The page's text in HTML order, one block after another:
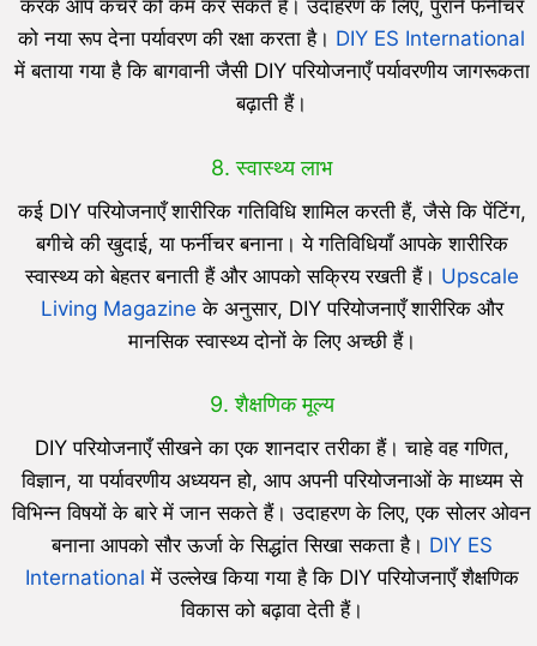
करके आप कचरे को कम कर सकते हैं। उदाहरण के लिए, पुराने फर्नीचर
को नया रूप देना पर्यावरण की रक्षा करता है। DIY ES International
में बताया गया है कि बागवानी जैसी DIY परियोजनाएँ पर्यावरणीय जागरूकता
बढ़ाती हैं।
8. स्वास्थ्य लाभ
कई DIY परियोजनाएँ शारीरिक गतिविधि शामिल करती हैं, जैसे कि पेंटिंग,
बगीचे की खुदाई, या फर्नीचर बनाना। ये गतिविधियाँ आपके शारीरिक
स्वास्थ्य को बेहतर बनाती हैं और आपको सक्रिय रखती हैं। Upscale
Living Magazine के अनुसार, DIY परियोजनाएँ शारीरिक और
मानसिक स्वास्थ्य दोनों के लिए अच्छी हैं।
9. शैक्षणिक मूल्य
DIY परियोजनाएँ सीखने का एक शानदार तरीका हैं। चाहे वह गणित,
विज्ञान, या पर्यावरणीय अध्ययन हो, आप अपनी परियोजनाओं के माध्यम से
विभिन्न विषयों के बारे में जान सकते हैं। उदाहरण के लिए, एक सोलर ओवन
बनाना आपको सौर ऊर्जा के सिद्धांत सिखा सकता है। DIY ES
International में उल्लेख किया गया है कि DIY परियोजनाएँ शैक्षणिक
विकास को बढ़ावा देती हैं।